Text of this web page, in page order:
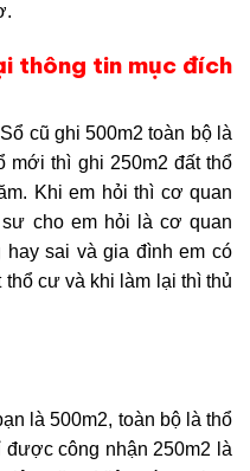
thông tin mục đích
cũ ghi 500m2 toàn bộ là
mới thì ghi 250m2 đất thổ
Khi em hỏi thì cơ quan
cho em hỏi là cơ quan
sai và gia đình em có
cư và khi làm lại thì thủ
là 500m2, toàn bộ là thổ
công nhận 250m2 là